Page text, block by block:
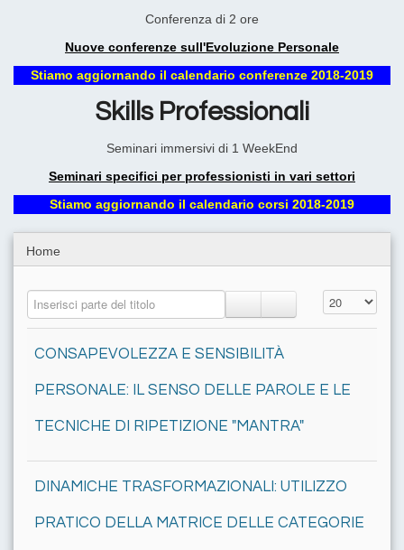
Conferenza di 2 ore
Nuove conferenze sull'Evoluzione Personale
Stiamo aggiornando il calendario conferenze 2018-2019
Skills Professionali
Seminari immersivi di 1 WeekEnd
Seminari specifici per professionisti in vari settori
Stiamo aggiornando il calendario corsi 2018-2019
Home
Inserisci parte del titolo Visualizza n.
CONSAPEVOLEZZA E SENSIBILITÀ
PERSONALE: IL SENSO DELLE PAROLE E LE
TECNICHE DI RIPETIZIONE "MANTRA"
DINAMICHE TRASFORMAZIONALI: UTILIZZO
PRATICO DELLA MATRICE DELLE CATEGORIE